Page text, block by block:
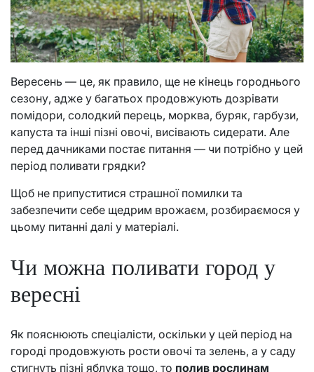
Вересень — це, як правило, ще не кінець городнього
сезону, адже у багатьох продовжують дозрівати
помідори, солодкий перець, морква, буряк, гарбузи,
капуста та інші пізні овочі, висівають сидерати. Але
перед дачниками постає питання — чи потрібно у цей
період поливати грядки?
Щоб не припуститися страшної помилки та
забезпечити себе щедрим врожаєм, розбираємося у
цьому питанні далі у матеріалі.
Чи можна поливати город у
вересні
Як пояснюють спеціалісти, оскільки у цей період на
городі продовжують рости овочі та зелень, а у саду
стигнуть пізні яблука тощо, то полив рослинам